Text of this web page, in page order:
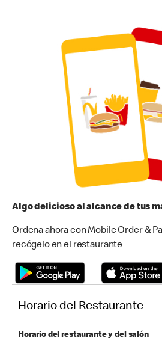
Algo delicioso al alcance de tus
Ordena ahora con Mobile Order &
recógelo en el restaurante
Horario del Restaurante
Horario del restaurante y del salón